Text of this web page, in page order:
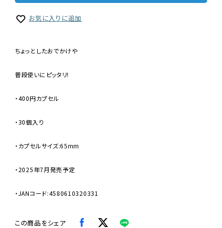
お気に入りに追加
ちょっとしたおでかけや
普段使いにピッタリ!
・400円カプセル
・30個入り
・カプセルサイズ:65mm
・2025年7月発売予定
・JANコード:4580610320331
この商品をシェア